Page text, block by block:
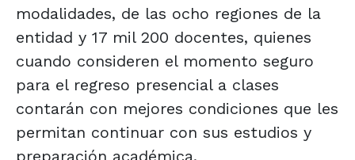
modalidades, de las ocho regiones de la
entidad y 17 mil 200 docentes, quienes
cuando consideren el momento seguro
para el regreso presencial a clases
contarán con mejores condiciones que les
permitan continuar con sus estudios y
preparación académica.